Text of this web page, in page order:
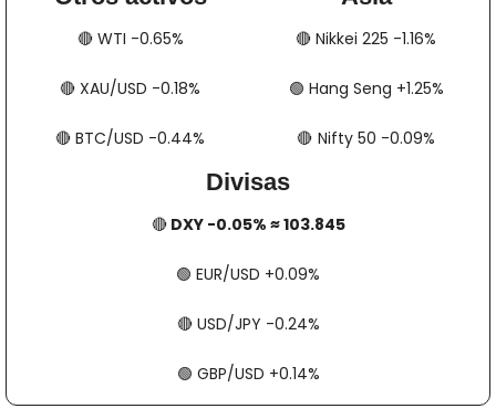
🔴​​​​ WTI -0.65%
🔴 ​​​​ XAU/USD -0.18%
🔴 ​​​​ BTC/USD -0.44%
🔴 ​​​​ Nikkei 225 -1.16%
🟢 ​​​​ Hang Seng +1.25%
🔴 ​​​  Nifty 50 -0.09%
Divisas
🔴 DXY -0.05% ≈ 103.845
🟢 ​​​​ EUR/USD +0.09%
🔴​​​​ USD/JPY -0.24%
🟢 ​​​​ GBP/USD +0.14%